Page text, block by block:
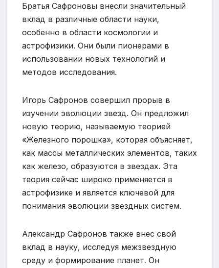
Братья Сафроновы внесли значительный
вклад в различные области науки,
особенно в области космологии и
астрофизики. Они были пионерами в
использовании новых технологий и
методов исследования.
Игорь Сафронов совершил прорыв в
изучении эволюции звезд. Он предложил
новую теорию, называемую теорией
«Железного порошка», которая объясняет,
как массы металлических элементов, таких
как железо, образуются в звездах. Эта
теория сейчас широко применяется в
астрофизике и является ключевой для
понимания эволюции звездных систем.
Александр Сафронов также внес свой
вклад в науку, исследуя межзвездную
среду и формирование планет. Он